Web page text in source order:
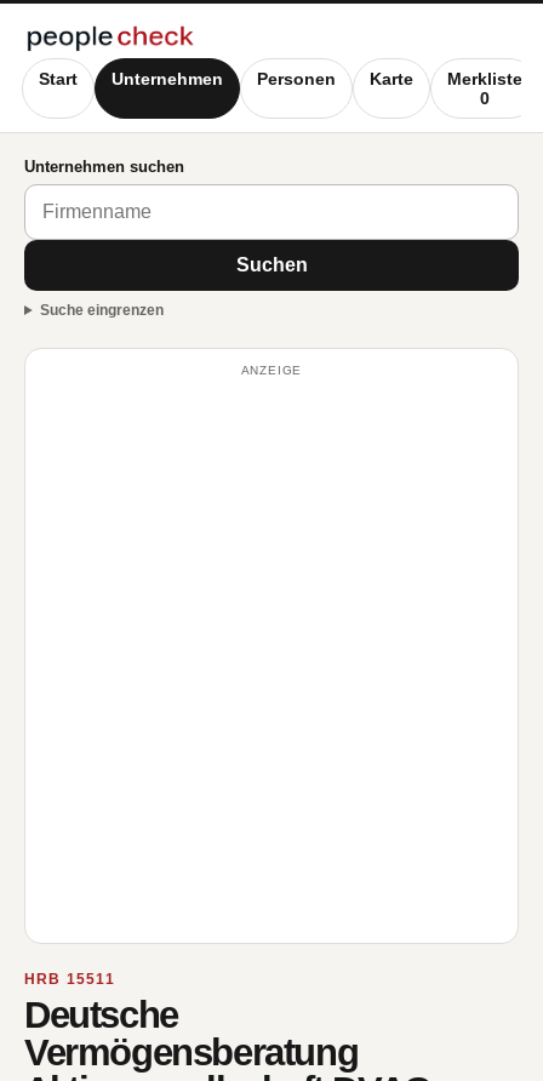
Start Unternehmen Personen Karte
Merkliste
0
Unternehmen suchen
Suchen
Suche eingrenzen
ANZEIGE
HRB 15511
Deutsche
Vermögensberatung